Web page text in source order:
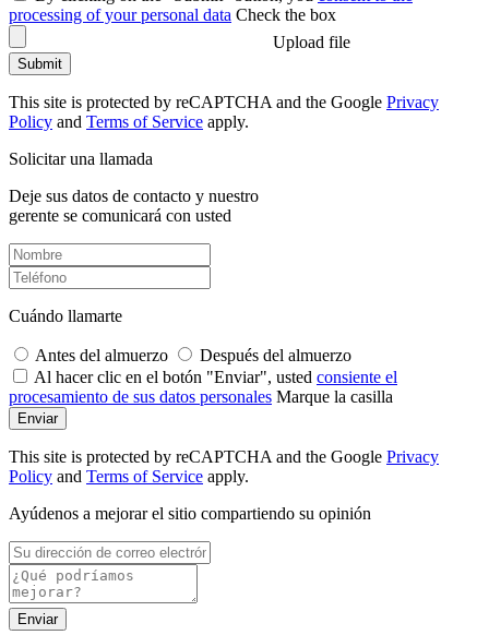
processing of your personal data Check the box
Upload file
Submit
This site is protected by reCAPTCHA and the Google Privacy
Policy and Terms of Service apply.
Solicitar una llamada
Deje sus datos de contacto y nuestro
gerente se comunicará con usted
Cuándo llamarte
Antes del almuerzo
Después del almuerzo
Al hacer clic en el botón "Enviar", usted consiente el
procesamiento de sus datos personales Marque la casilla
Enviar
This site is protected by reCAPTCHA and the Google Privacy
Policy and Terms of Service apply.
Ayúdenos a mejorar el sitio compartiendo su opinión
Enviar